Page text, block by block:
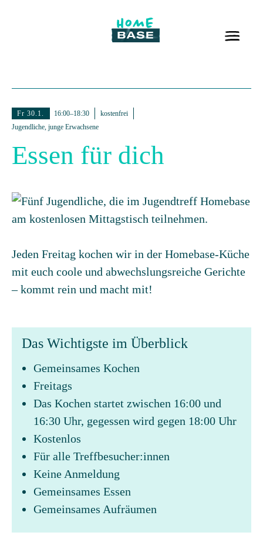
Fr 30.1. 16:00–18:30
kostenfrei
Jugendliche, junge Erwachsene
Essen für dich
Jeden Freitag kochen wir in der Homebase-Küche
mit euch coole und abwechslungsreiche Gerichte
– kommt rein und macht mit!
Das Wichtigste im Überblick
Gemeinsames Kochen
Freitags
Das Kochen startet zwischen 16:00 und
16:30 Uhr, gegessen wird gegen 18:00 Uhr
Kostenlos
Für alle Treffbesucher:innen
Keine Anmeldung
Gemeinsames Essen
Gemeinsames Aufräumen